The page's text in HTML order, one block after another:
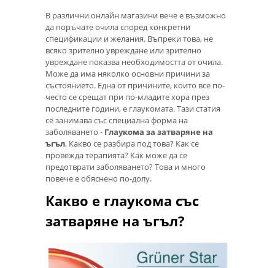
В различни онлайн магазини вече е възможно
да поръчате очила според конкретни
спецификации и желания. Въпреки това, не
всяко зрително увреждане или зрително
увреждане показва необходимостта от очила.
Може да има няколко основни причини за
състоянието. Една от причините, които все по-
често се срещат при по-младите хора през
последните години, е глаукомата. Тази статия
се занимава със специална форма на
заболяването - Глаукома за затваряне на
ъгъл, Какво се разбира под това? Как се
провежда терапията? Как може да се
предотврати заболяването? Това и много
повече е обяснено по-долу.
Какво е глаукома със
затваряне на ъгъл?